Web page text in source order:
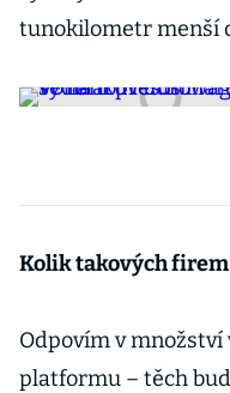
tunokilometr menší
Kolik takových
Odpovím v
platformu – těch